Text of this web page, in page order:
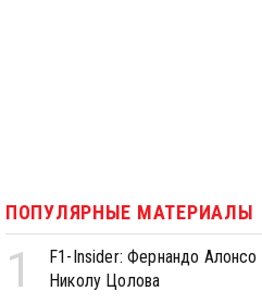
ПОПУЛЯРНЫЕ МАТЕРИАЛЫ
1
F1-Insider: Фернандо Алонсо
Николу Цолова